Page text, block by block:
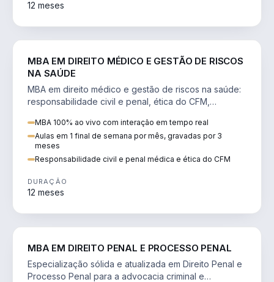
12 meses
MBA EM DIREITO MÉDICO E GESTÃO DE RISCOS
NA SAÚDE
MBA em direito médico e gestão de riscos na saúde:
responsabilidade civil e penal, ética do CFM,
MBA 100% ao vivo com interação em tempo real
Aulas em 1 final de semana por mês, gravadas por 3
meses
Responsabilidade civil e penal médica e ética do CFM
DURAÇÃO
12 meses
MBA EM DIREITO PENAL E PROCESSO PENAL
Especialização sólida e atualizada em Direito Penal e
Processo Penal para a advocacia criminal e